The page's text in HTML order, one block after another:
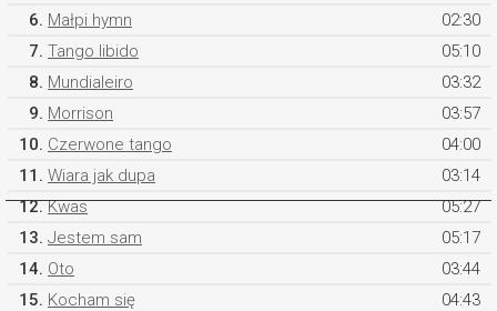
6. Małpi hymn
02:30
7. Tango libido
05:10
8. Mundialeiro
03:32
9. Morrison
03:57
10. Czerwone tango
04:00
11. Wiara jak dupa
03:14
12. Kwas
05:27
13. Jestem sam
05:17
14. Oto
03:44
15. Kocham się
04:43